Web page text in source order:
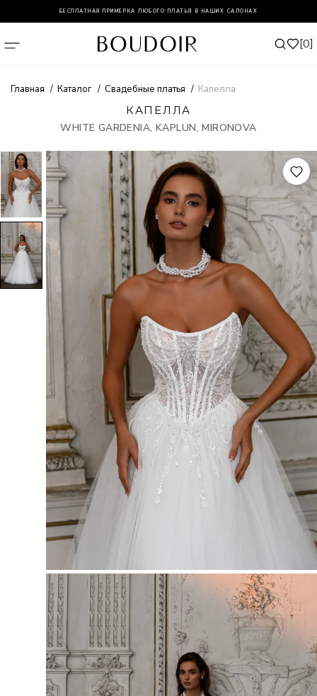
БЕСПЛАТНАЯ ПРИМЕРКА ЛЮБОГО ПЛАТЬЯ В НАШИХ САЛОНАХ
0
Главная Каталог Свадебные платья Капелла
КАПЕЛЛА
WHITE GARDENIA, KAPLUN, MIRONOVA